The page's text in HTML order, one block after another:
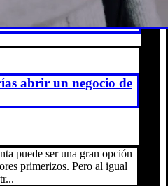
abrir un negocio de
puede ser una gran opción
primerizos. Pero al igual